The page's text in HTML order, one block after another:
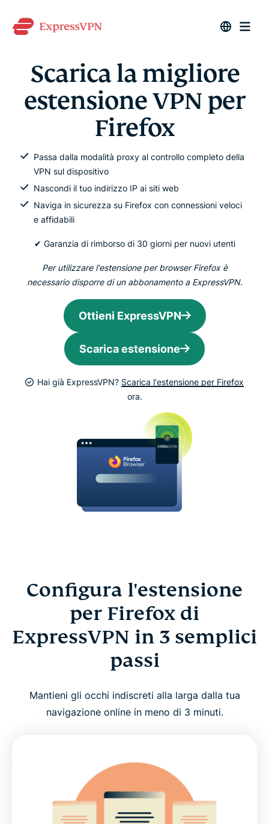
Scarica la migliore
estensione VPN per
Firefox
Passa dalla modalità proxy al controllo completo della
VPN sul dispositivo
Nascondi il tuo indirizzo IP ai siti web
Naviga in sicurezza su Firefox con connessioni veloci
e affidabili
✔ Garanzia di rimborso di 30 giorni per nuovi utenti
Per utilizzare l'estensione per browser Firefox è
necessario disporre di un abbonamento a ExpressVPN.
Ottieni ExpressVPN
Scarica estensione
Hai già ExpressVPN? Scarica l'estensione per Firefox
ora.
Configura l'estensione
per Firefox di
ExpressVPN in 3 semplici
passi
Mantieni gli occhi indiscreti alla larga dalla tua
navigazione online in meno di 3 minuti.